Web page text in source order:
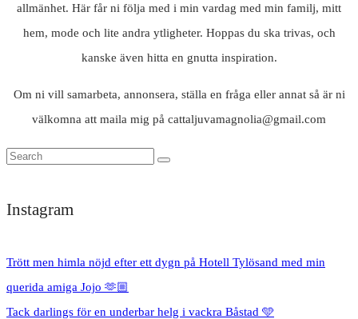
allmänhet. Här får ni följa med i min vardag med min familj, mitt
hem, mode och lite andra ytligheter. Hoppas du ska trivas, och
kanske även hitta en gnutta inspiration.
Om ni vill samarbeta, annonsera, ställa en fråga eller annat så är ni
välkomna att maila mig på cattaljuvamagnolia@gmail.com
Instagram
Trött men himla nöjd efter ett dygn på Hotell Tylösand med min
querida amiga Jojo 🫶🏼
Tack darlings för en underbar helg i vackra Båstad 🩵